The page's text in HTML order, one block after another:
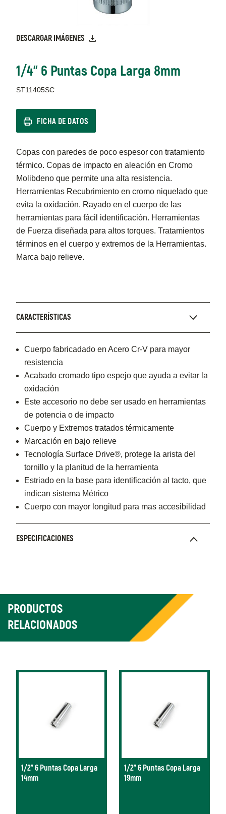
DESCARGAR IMÁGENES
1/4" 6 Puntas Copa Larga 8mm
ST11405SC
FICHA DE DATOS
Copas con paredes de poco espesor con tratamiento
térmico. Copas de impacto en aleación en Cromo
Molibdeno que permite una alta resistencia.
Herramientas Recubrimiento en cromo niquelado que
evita la oxidación. Rayado en el cuerpo de las
herramientas para fácil identificación. Herramientas
de Fuerza diseñada para altos torques. Tratamientos
términos en el cuerpo y extremos de la Herramientas.
Marca bajo relieve.
CARACTERÍSTICAS
Cuerpo fabricadado en Acero Cr-V para mayor
resistencia
Acabado cromado tipo espejo que ayuda a evitar la
oxidación
Este accesorio no debe ser usado en herramientas
de potencia o de impacto
Cuerpo y Extremos tratados térmicamente
Marcación en bajo relieve
Tecnología Surface Drive®, protege la arista del
tornillo y la planitud de la herramienta
Estriado en la base para identificación al tacto, que
indican sistema Métrico
Cuerpo con mayor longitud para mas accesibilidad
ESPECIFICACIONES
PRODUCTOS
RELACIONADOS
1/2" 6 Puntas Copa Larga
14mm
1/2" 6 Puntas Copa Larga
19mm